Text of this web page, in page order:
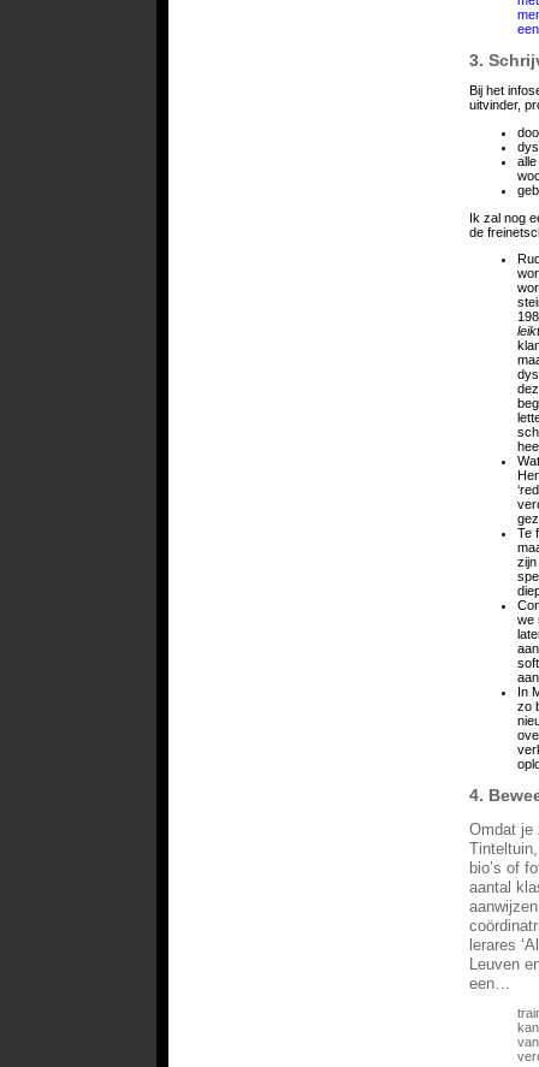
3.
Bij het
uitvinder,
Ik zal nog
de
Te
zijn
we
In
zo
4.
Omdat je
bio’s of
aantal
lerares
Leuven
een…